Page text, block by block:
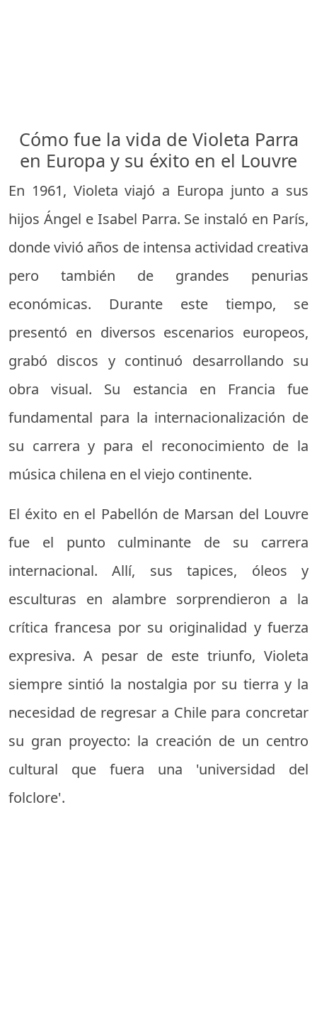
Cómo fue la vida de Violeta Parra
en Europa y su éxito en el Louvre
En 1961, Violeta viajó a Europa junto a sus
hijos Ángel e Isabel Parra. Se instaló en París,
donde vivió años de intensa actividad creativa
pero también de grandes penurias
económicas. Durante este tiempo, se
presentó en diversos escenarios europeos,
grabó discos y continuó desarrollando su
obra visual. Su estancia en Francia fue
fundamental para la internacionalización de
su carrera y para el reconocimiento de la
música chilena en el viejo continente.
El éxito en el Pabellón de Marsan del Louvre
fue el punto culminante de su carrera
internacional. Allí, sus tapices, óleos y
esculturas en alambre sorprendieron a la
crítica francesa por su originalidad y fuerza
expresiva. A pesar de este triunfo, Violeta
siempre sintió la nostalgia por su tierra y la
necesidad de regresar a Chile para concretar
su gran proyecto: la creación de un centro
cultural que fuera una 'universidad del
folclore'.